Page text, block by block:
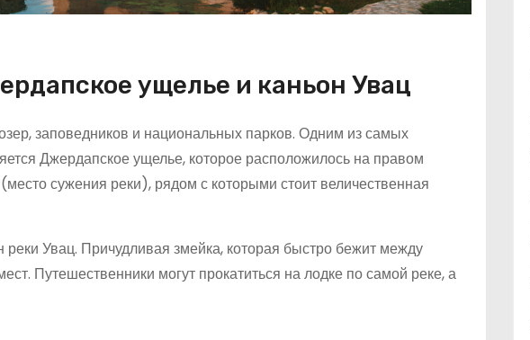
ущелье и каньон Увац
заповедников и национальных парков. Одним из самых
Джердапское ущелье, которое расположилось на правом
сужения реки), рядом с которыми стоит величественная
Увац. Причудливая змейка, которая быстро бежит между
Путешественники могут прокатиться на лодке по самой реке, а